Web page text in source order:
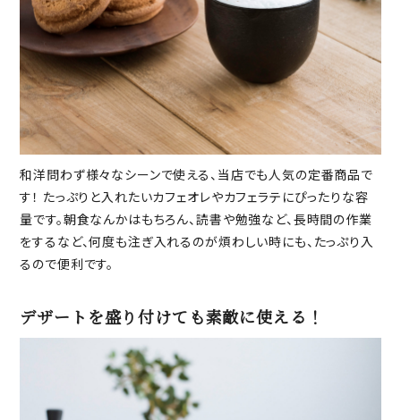
和洋問わず様々なシーンで使える、当店でも人気の定番商品で
す！ たっぷりと入れたいカフェオレやカフェラテにぴったりな容
量です。朝食なんかはもちろん、読書や勉強など、長時間の作業
をするなど、何度も注ぎ入れるのが煩わしい時にも、たっぷり入
るので便利です。
デザートを盛り付けても素敵に使える！